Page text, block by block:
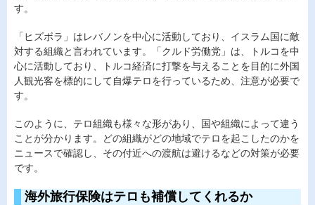
す。
「ヒズボラ」はレバノンを中心に活動しており、イスラム国に敵
対する組織と言われています。「クルド労働党」は、トルコを中
心に活動しており、トルコ経済に打撃を与えることを目的に外国
人観光客を標的にして自爆テロを行っているため、注意が必要で
す。
このように、テロ組織も様々な形があり、国や組織によって違う
ことが分かります。どの組織がどの地域でテロを起こしたのかを
ニュースで確認し、その付近への渡航は避けるなどの対策が必要
です。
海外旅行保険はテロも補償してくれるか